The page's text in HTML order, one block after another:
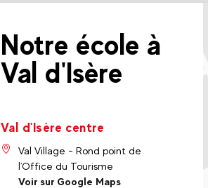
Notre école à
Val d'Isère
Val d'Isère centre
Val Village - Rond point de
l'Office du Tourisme
Voir sur Google Maps